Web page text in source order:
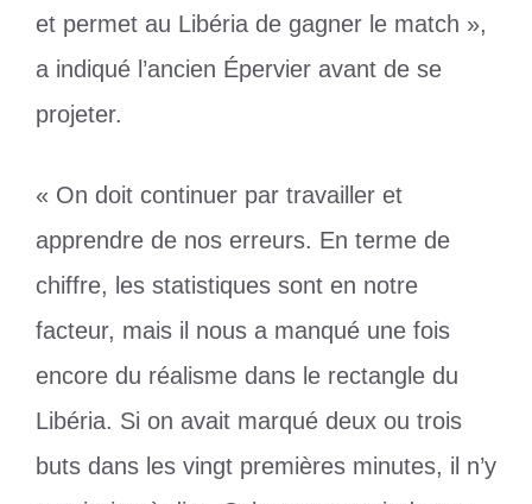
et permet au Libéria de gagner le match »,
a indiqué l’ancien Épervier avant de se
projeter.
« On doit continuer par travailler et
apprendre de nos erreurs. En terme de
chiffre, les statistiques sont en notre
facteur, mais il nous a manqué une fois
encore du réalisme dans le rectangle du
Libéria. Si on avait marqué deux ou trois
buts dans les vingt premières minutes, il n’y